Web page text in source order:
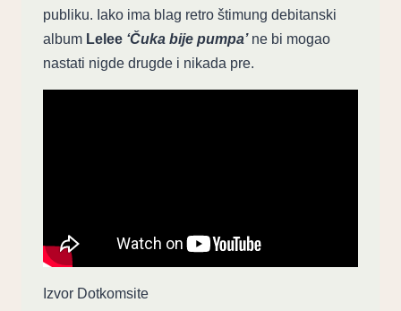
publiku. Iako ima blag retro štimung debitanski
album Lelee ‘Čuka bije pumpa’ne bi mogao
nastati nigde drugde i nikada pre.
Izvor Dotkomsite